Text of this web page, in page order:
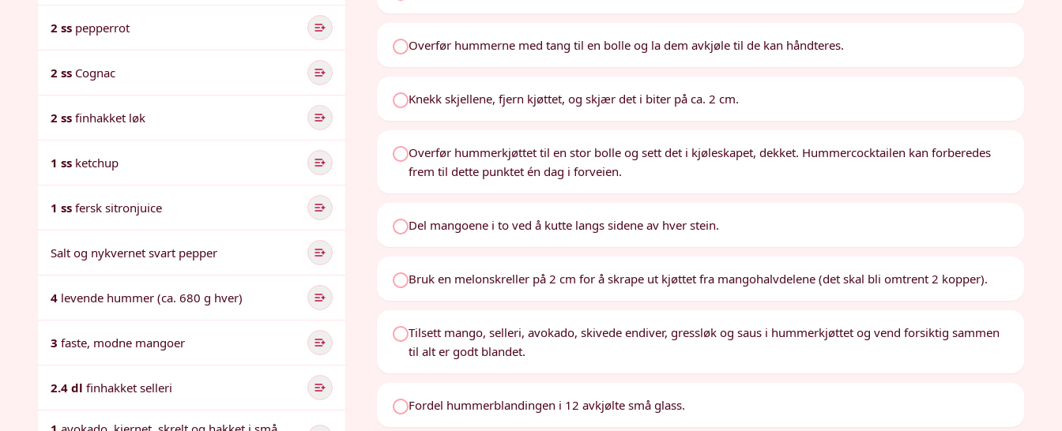
2 ss pepperrot
2 ss Cognac
2 ss finhakket løk
1 ss ketchup
1 ss fersk sitronjuice
Salt og nykvernet svart pepper
4 levende hummer (ca. 680 g hver)
3 faste, modne mangoer
2.4 dl finhakket selleri
Overfør hummerne med tang til en bolle og la dem avkjøle til de kan håndteres.
Knekk skjellene, fjern kjøttet, og skjær det i biter på ca. 2 cm.
Overfør hummerkjøttet til en stor bolle og sett det i kjøleskapet, dekket. Hummercocktailen kan forberedes
frem til dette punktet én dag i forveien.
Del mangoene i to ved å kutte langs sidene av hver stein.
Bruk en melonskreller på 2 cm for å skrape ut kjøttet fra mangohalvdelene (det skal bli omtrent 2 kopper).
Tilsett mango, selleri, avokado, skivede endiver, gressløk og saus i hummerkjøttet og vend forsiktig sammen
til alt er godt blandet.
Fordel hummerblandingen i 12 avkjølte små glass.